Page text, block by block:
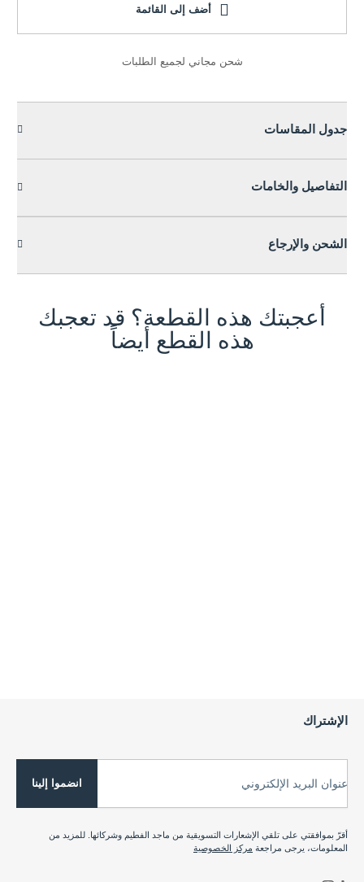
أضف إلى القائمة
شحن مجاني لجميع الطلبات
جدول المقاسات
التفاصيل والخامات
الشحن والإرجاع
أعجبتك هذه القطعة؟ قد تعجبك
هذه القطع أيضاً
الإشتراك
عنوان البريد الإلكتروني انضموا إلينا
أقرّ بموافقتي على تلقي الإشعارات التسويقية من ماجد الفطيم وشركائها. للمزيد من
المعلومات، يرجى مراجعة مركز الخصوصية